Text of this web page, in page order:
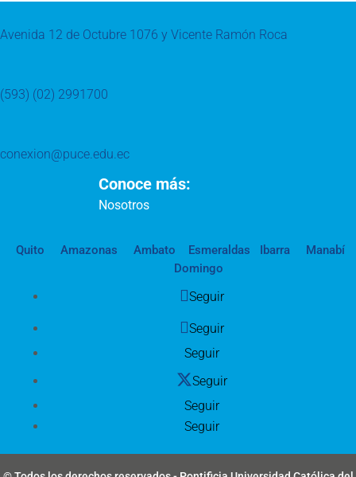
Avenida 12 de Octubre 1076 y Vicente Ramón Roca
(593) (02) 2991700
conexion@puce.edu.ec
Conoce más:
Nosotros
Quito Amazonas Ambato Esmeraldas Ibarra
Manabí
Domingo
Seguir
Seguir
Seguir
Seguir
Seguir
Seguir